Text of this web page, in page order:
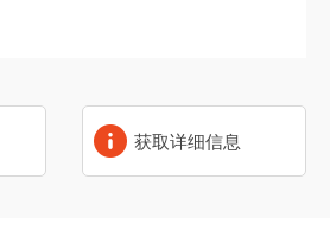
获取详细信息